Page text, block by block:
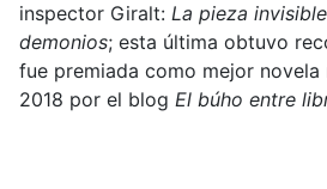
inspector Giralt: La pieza invisible
demonios; esta última obtuvo
fue premiada como mejor novela
2018 por el blog El búho entre